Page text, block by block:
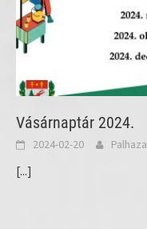
Vásárnaptár 2024.
2024-02-20 Palhaza
[...]